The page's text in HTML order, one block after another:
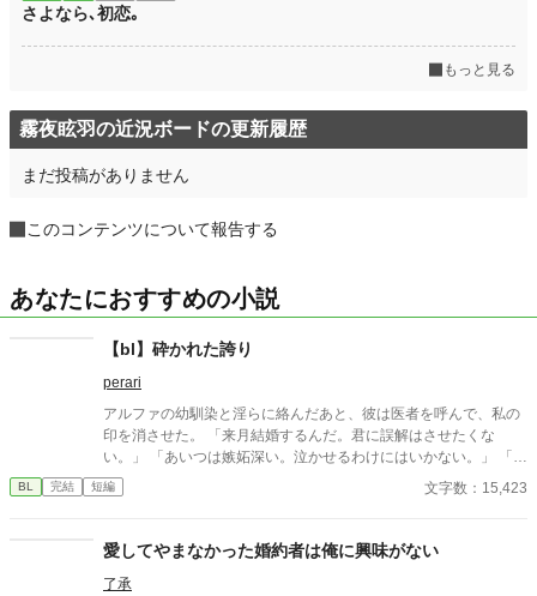
さよなら､初恋｡
もっと見る
霧夜眩羽の近況ボードの更新履歴
まだ投稿がありません
このコンテンツについて報告する
あなたにおすすめの小説
【bl】砕かれた誇り
perari
アルファの幼馴染と淫らに絡んだあと、彼は医者を呼んで、私の
印を消させた。 「来月結婚するんだ。君に誤解はさせたくな
い。」 「あいつは嫉妬深い。泣かせるわけにはいかない。」 「君
ももう年頃の残り物のオメガだろ？ 俺の印をつけたまま、他の
アルファとお見合いするなんてありえない。」 彼は冷たく、けれ
す。 「長い間、俺に従ってきたんだから、君を傷つけたりはしな
い。」 「結婚の日には招待状を送る。必ず来て、席につけよ。」
--- いくつかのコメントを拝見し、大変申し訳なく思っておりま
BL 完結 短編 文字数：15,423
愛してやまなかった婚約者は俺に興味がない
了承